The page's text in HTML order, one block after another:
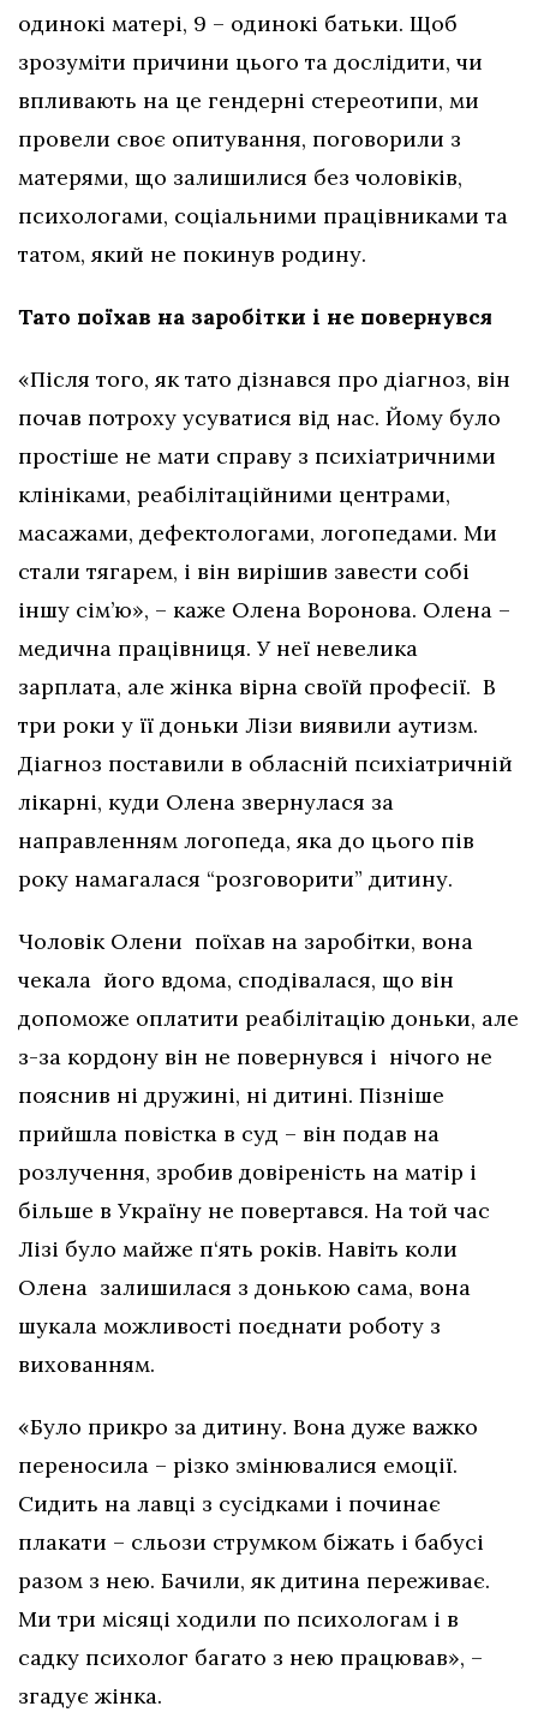
одинокі матері, 9 – одинокі батьки. Щоб
зрозуміти причини цього та дослідити, чи
впливають на це гендерні стереотипи, ми
провели своє опитування, поговорили з
матерями, що залишилися без чоловіків,
психологами, соціальними працівниками та
татом, який не покинув родину.
Тато поїхав на заробітки і не повернувся
«Після того, як тато дізнався про діагноз, він
почав потроху усуватися від нас. Йому було
простіше не мати справу з психіатричними
клініками, реабілітаційними центрами,
масажами, дефектологами, логопедами. Ми
стали тягарем, і він вирішив завести собі
іншу сім’ю», – каже Олена Воронова. Олена –
медична працівниця. У неї невелика
зарплата, але жінка вірна своїй професії. В
три роки у її доньки Лізи виявили аутизм.
Діагноз поставили в обласній психіатричній
лікарні, куди Олена звернулася за
направленням логопеда, яка до цього пів
року намагалася “розговорити” дитину.
Чоловік Олени поїхав на заробітки, вона
чекала його вдома, сподівалася, що він
допоможе оплатити реабілітацію доньки, але
з-за кордону він не повернувся і нічого не
пояснив ні дружині, ні дитині. Пізніше
прийшла повістка в суд – він подав на
розлучення, зробив довіреність на матір і
більше в Україну не повертався. На той час
Лізі було майже п‘ять років. Навіть коли
Олена залишилася з донькою сама, вона
шукала можливості поєднати роботу з
вихованням.
«Було прикро за дитину. Вона дуже важко
переносила – різко змінювалися емоції.
Сидить на лавці з сусідками і починає
плакати – сльози струмком біжать і бабусі
разом з нею. Бачили, як дитина переживає.
Ми три місяці ходили по психологам і в
садку психолог багато з нею працював», –
згадує жінка.